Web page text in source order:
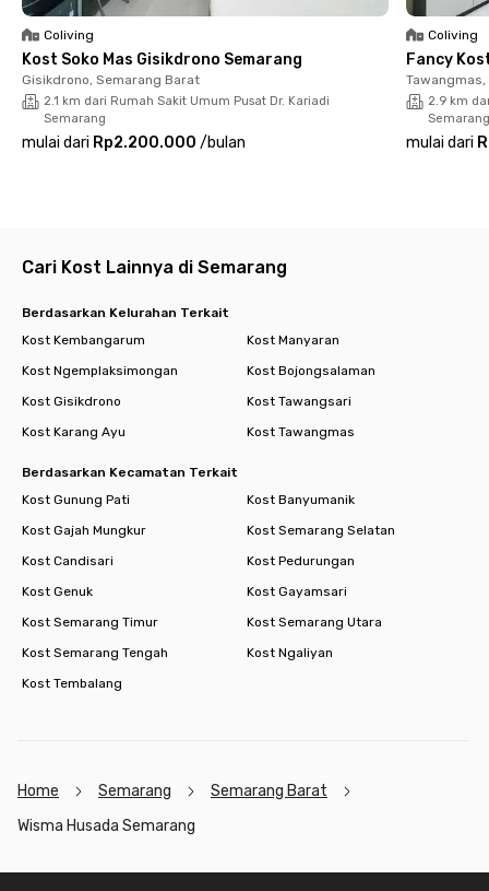
tempat wisata Semarang. Sebut saja 7 menit ke Sam Poo
Kong, Lawang Sewu hanya 12 menit, bahkan Kota Tua
Semarang bisa dicapai dalam 20 menit berkendara.
Bagaimana fasilitas kost Semarang Barat ini? Sudah pasti
mantap juga, dong. Kamar sudah berperabot lengkap dengan
AC dan Wi-Fi, area komunal, parkiran, dan CCTV. Tagihan
Cari kost lain di Semarang
Coliving
Kost Soko Mas Gisikdrono Semarang
Gisikdrono, Semarang Barat
2.1 km dari Rumah Sakit Umum Pusat Dr. Kariadi
Semarang
mulai dari Rp2.200.000 /bulan
Coliving
Fancy
2.9 km
Semarang
mulai dari
Cari Kost Lainnya di Semarang
Berdasarkan Kelurahan Terkait
Kost Kembangarum
Kost Manyaran
Kost Ngemplaksimongan
Kost Bojongsalaman
Kost Gisikdrono
Kost Tawangsari
Kost Karang Ayu
Kost Tawangmas
Berdasarkan Kecamatan Terkait
Kost Gunung Pati
Kost Banyumanik
Kost Gajah Mungkur
Kost Semarang Selatan
Kost Candisari
Kost Pedurungan
Kost Genuk
Kost Gayamsari
Kost Semarang Timur
Kost Semarang Utara
Kost Semarang Tengah
Kost Ngaliyan
Kost Tembalang
Home Semarang
Semarang Barat
Wisma Husada Semarang